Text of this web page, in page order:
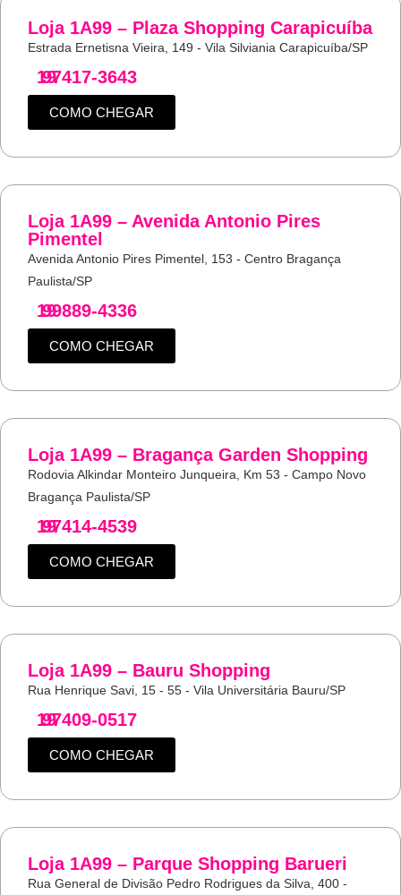
Loja 1A99 – Plaza Shopping Carapicuíba
Estrada Ernetisna Vieira, 149 - Vila Silviania Carapicuíba/SP
19
97417-3643
COMO CHEGAR
Loja 1A99 – Avenida Antonio Pires
Pimentel
Avenida Antonio Pires Pimentel, 153 - Centro Bragança
Paulista/SP
19
99889-4336
COMO CHEGAR
Loja 1A99 – Bragança Garden Shopping
Rodovia Alkindar Monteiro Junqueira, Km 53 - Campo Novo
Bragança Paulista/SP
19
97414-4539
COMO CHEGAR
Loja 1A99 – Bauru Shopping
Rua Henrique Savi, 15 - 55 - Vila Universitária Bauru/SP
19
97409-0517
COMO CHEGAR
Loja 1A99 – Parque Shopping Barueri
Rua General de Divisão Pedro Rodrigues da Silva, 400 -